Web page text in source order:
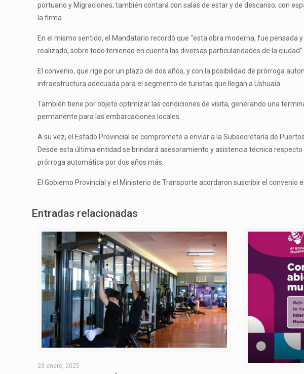
portuario y Migraciones; también contará con salas de estar y de descanso; con
la firma.
En el mismo sentido, el Mandatario recordó que “esta obra moderna, fue pensada
realizado, sobre todo teniendo en cuenta las diversas particularidades de la ciudad”.
El convenio, que rige por un plazo de dos años, y con la posibilidad de prórroga
infraestructura adecuada para el segmento de turistas que llegan a Ushuaia.
También tiene por objeto optimizar las condiciones de visita, generando una
permanente para las embarcaciones locales.
A su vez, el Estado Provincial se compromete a enviar a la Subsecretaría de
Desde esta última entidad se brindará asesoramiento y asistencia técnica
prórroga automática por dos años más.
El Gobierno Provincial y el Ministerio de Transporte acordaron suscribir el
Entradas relacionadas
23 enero, 2025